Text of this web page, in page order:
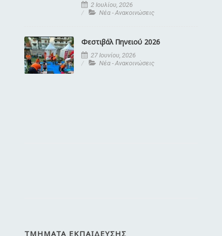
2 Ιουλίου, 2026
Νέα - Ανακοινώσεις
Φεστιβάλ Πηνειού 2026
27 Ιουνίου, 2026
Νέα - Ανακοινώσεις
ΤΜΉΜΑΤΑ ΕΚΠΑΊΔΕΥΣΗΣ